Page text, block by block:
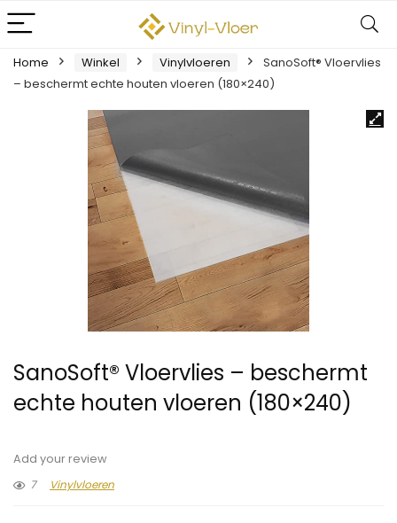
Home Winkel Vinylvloeren
SanoSoft® Vloervlies
– beschermt echte houten vloeren (180×240)
SanoSoft® Vloervlies – beschermt
echte houten vloeren (180×240)
Add your review
7
Vinylvloeren